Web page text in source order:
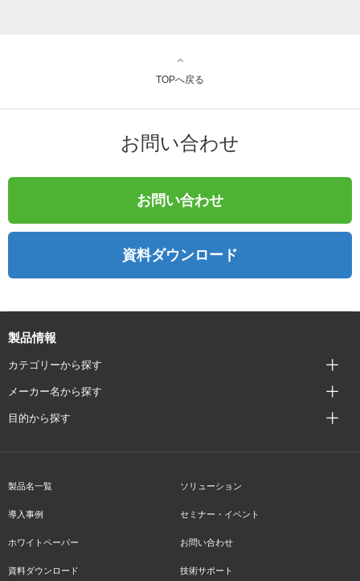
TOPへ戻る
お問い合わせ
お問い合わせ
資料ダウンロード
製品情報
カテゴリーから探す
メーカー名から探す
目的から探す
製品名一覧 ソリューション
導入事例 セミナー・イベント
ホワイトペーパー お問い合わせ
資料ダウンロード 技術サポート